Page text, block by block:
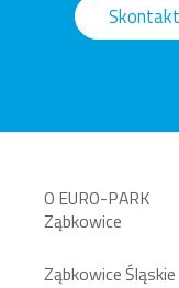
O EURO-PARK
Ząbkowice
Ząbkowice Śląskie